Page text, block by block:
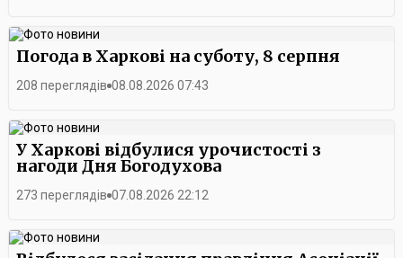
Погода в Харкові на суботу, 8 серпня
208 переглядів 08.08.2026 07:43
У Харкові відбулися урочистості з
нагоди Дня Богодухова
273 переглядів 07.08.2026 22:12